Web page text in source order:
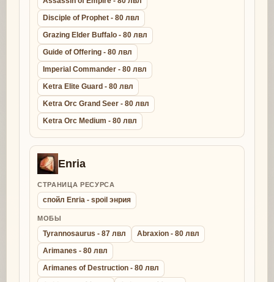
Disciple of Prophet - 80 лвл
Grazing Elder Buffalo - 80 лвл
Guide of Offering - 80 лвл
Imperial Commander - 80 лвл
Ketra Elite Guard - 80 лвл
Ketra Orc Grand Seer - 80 лвл
Ketra Orc Medium - 80 лвл
Enria
СТРАНИЦА РЕСУРСА
спойл Enria - spoil энрия
МОБЫ
Tyrannosaurus - 87 лвл
Abraxion - 80 лвл
Arimanes - 80 лвл
Arimanes of Destruction - 80 лвл